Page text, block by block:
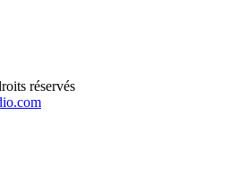
réservés